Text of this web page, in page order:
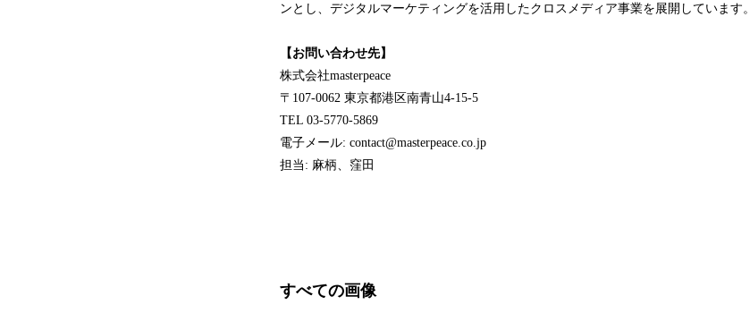
ンとし、デジタルマーケティングを活用したクロスメディア事業を展開しています。
【お問い合わせ先】
株式会社masterpeace
〒107-0062 東京都港区南青山4-15-5
TEL 03-5770-5869
電子メール: contact@masterpeace.co.jp
担当: 麻柄、窪田
すべての画像